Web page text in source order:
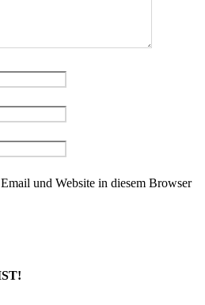
und Website in diesem Browser